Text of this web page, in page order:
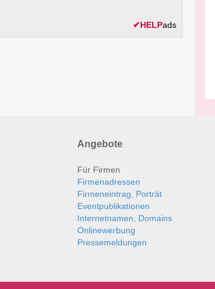
✔HELPads
Angebote
Für Firmen
Firmenadressen
Firmeneintrag, Porträt
Eventpublikationen
Internetnamen, Domains
Onlinewerbung
Pressemeldungen